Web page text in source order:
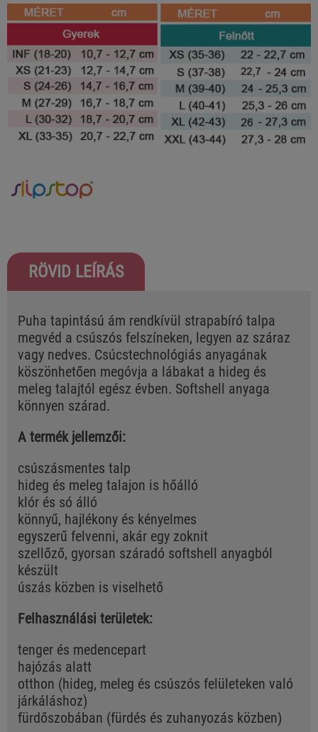
RÖVID LEÍRÁS
Puha tapintású ám rendkívül strapabíró talpa
megvéd a csúszós felszíneken, legyen az száraz
vagy nedves. Csúcstechnológiás anyagának
köszönhetően megóvja a lábakat a hideg és
meleg talajtól egész évben. Softshell anyaga
könnyen szárad.
A termék jellemzői:
csúszásmentes talp
hideg és meleg talajon is hőálló
klór és só álló
könnyű, hajlékony és kényelmes
egyszerű felvenni, akár egy zoknit
szellőző, gyorsan száradó softshell anyagból
készült
úszás közben is viselhető
Felhasználási területek:
tenger és medencepart
hajózás alatt
otthon (hideg, meleg és csúszós felületeken való
járkáláshoz)
fürdőszobában (fürdés és zuhanyozás közben)